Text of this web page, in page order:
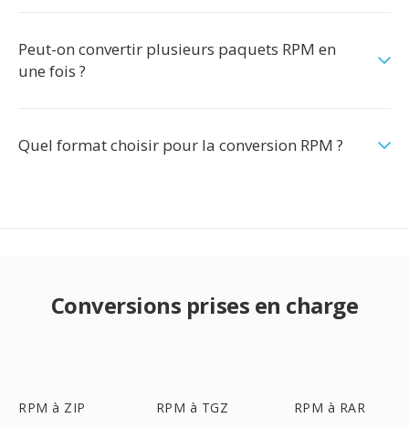
Peut-on convertir plusieurs paquets RPM en
une fois ?
Quel format choisir pour la conversion RPM ?
Conversions prises en charge
RPM à ZIP RPM à TGZ RPM à RAR